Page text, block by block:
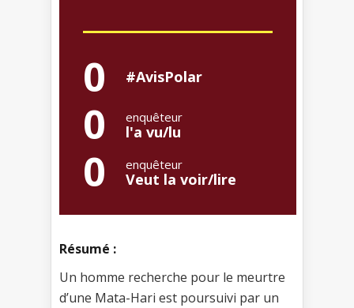
0 #AvisPolar
0 enquêteur
l'a vu/lu
0 enquêteur
Veut la voir/lire
Résumé :
Un homme recherche pour le meurtre
d’une Mata-Hari est poursuivi par un